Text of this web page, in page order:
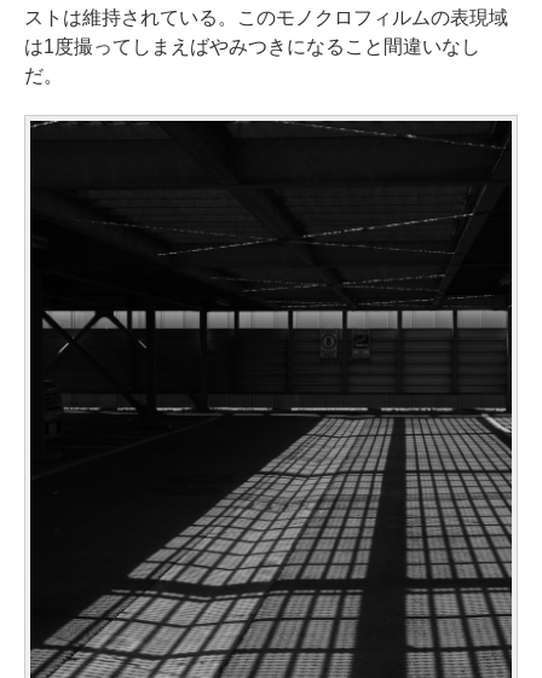
ストは維持されている。このモノクロフィルムの表現域
は1度撮ってしまえばやみつきになること間違いなし
だ。